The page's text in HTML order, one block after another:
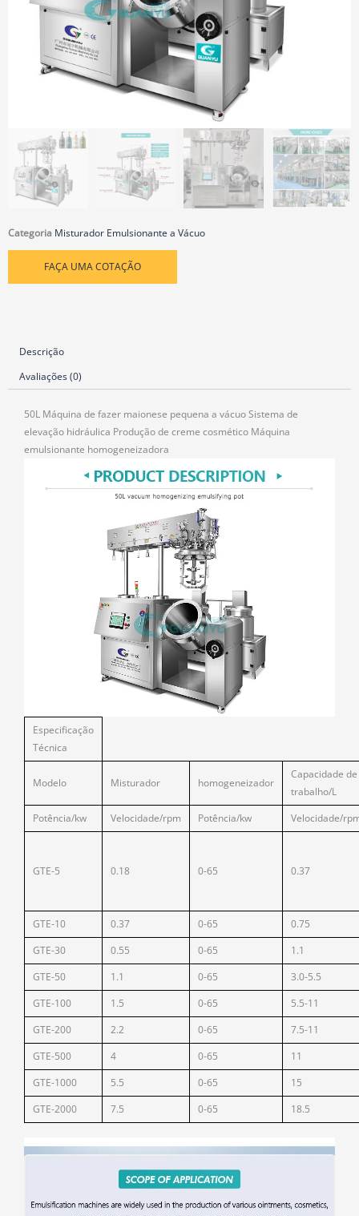
Categoria Misturador Emulsionante a Vácuo
FAÇA UMA COTAÇÃO
Descrição
Avaliações (0)
50L Máquina de fazer maionese pequena a vácuo Sistema de
elevação hidráulica Produção de creme cosmético Máquina
emulsionante homogeneizadora
Especificação
Técnica
Modelo Misturador homogeneizador
Capacidade de
trabalho/L
Potência/kw
Velocidade/rpm Potência/kw Velocidade/
GTE-5 0.18 0-65 0.37
GTE-10 0.37 0-65
0.75
GTE-30
0.55 0-65
1.1
GTE-50
1.1 0-65
3.0-5.5
GTE-100
1.5 0-65
5.5-11
GTE-200
2.2 0-65
7.5-11
GTE-500
4 0-65
11
GTE-1000
5.5 0-65
15
GTE-2000
7.5 0-65 18.5